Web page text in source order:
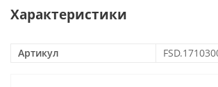
Характеристики
Артикул